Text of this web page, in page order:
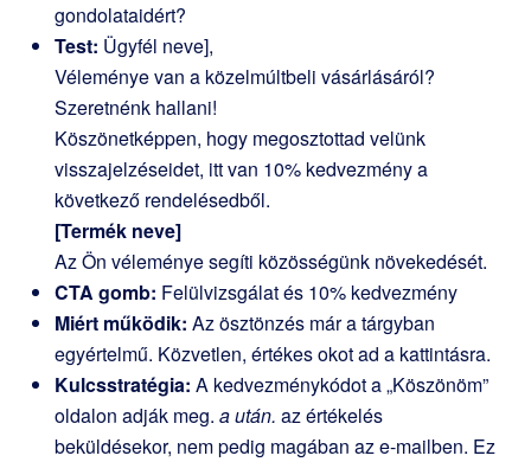
gondolataidért?
Test: Ügyfél neve],
Véleménye van a közelmúltbeli vásárlásáról?
Szeretnénk hallani!
Köszönetképpen, hogy megosztottad velünk
visszajelzéseidet, itt van 10% kedvezmény a
következő rendelésedből.
[Termék neve]
Az Ön véleménye segíti közösségünk növekedését.
CTA gomb: Felülvizsgálat és 10% kedvezmény
Miért működik: Az ösztönzés már a tárgyban
egyértelmű. Közvetlen, értékes okot ad a kattintásra.
Kulcsstratégia: A kedvezménykódot a „Köszönöm”
oldalon adják meg. a után. az értékelés
beküldésekor, nem pedig magában az e-mailben. Ez